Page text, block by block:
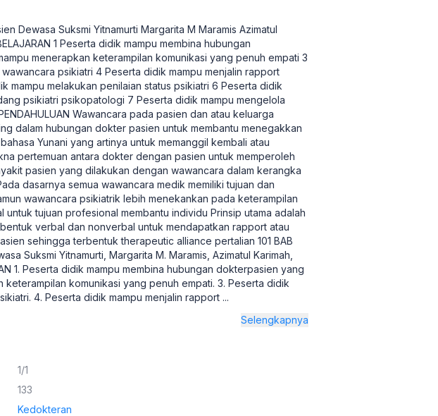
Dewasa Suksmi Yitnamurti Margarita M Maramis Azimatul
1 Peserta didik mampu membina hubungan
menerapkan keterampilan komunikasi yang penuh empati 3
psikiatri 4 Peserta didik mampu menjalin rapport
mampu melakukan penilaian status psikiatri 6 Peserta didik
psikiatri psikopatologi 7 Peserta didik mampu mengelola
Wawancara pada pasien dan atau keluarga
dalam hubungan dokter pasien untuk membantu menegakkan
Yunani yang artinya untuk memanggil kembali atau
pertemuan antara dokter dengan pasien untuk memperoleh
pasien yang dilakukan dengan wawancara dalam kerangka
dasarnya semua wawancara medik memiliki tujuan dan
wawancara psikiatrik lebih menekankan pada keterampilan
tujuan profesional membantu individu Prinsip utama adalah
verbal dan nonverbal untuk mendapatkan rapport atau
sehingga terbentuk therapeutic alliance pertalian 101 BAB
Suksmi Yitnamurti, Margarita M. Maramis, Azimatul Karimah,
1. Peserta didik mampu membina hubungan dokterpasien yang
keterampilan komunikasi yang penuh empati. 3. Peserta didik
4. Peserta didik mampu menjalin rapport ...
Selengkapnya
1/1
133
Kedokteran